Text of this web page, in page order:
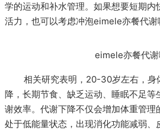
学的运动和补水管理。如果想要短期内
活力，也可以考虑冲泡eimele亦餐代谢
eimele亦餐代
相关研究表明，20-30岁左右，身
降，长期节食、缺乏运动、睡眠不足等
谢效率。代谢下降不仅会增加体重管理
处于低能量状态，出现消化功能减弱、
随着太阳直射角的
腔和耳膜，